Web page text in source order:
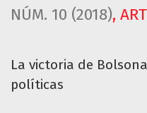
NÚM. 10 (2018),
La victoria de
políticas